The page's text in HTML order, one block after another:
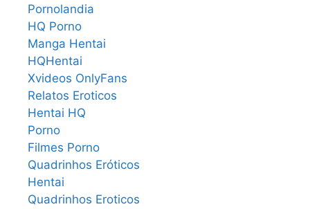
Pornolandia
HQ Porno
Manga Hentai
HQHentai
Xvideos OnlyFans
Relatos Eroticos
Hentai HQ
Porno
Filmes Porno
Quadrinhos Eróticos
Hentai
Quadrinhos Eroticos